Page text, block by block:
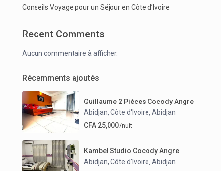
Conseils Voyage pour un Séjour en Côte d’Ivoire
Recent Comments
Aucun commentaire à afficher.
Récemments ajoutés
Guillaume 2 Pièces Cocody Angre
Abidjan, Côte d'Ivoire ,Abidjan
CFA 25,000/nuit
Kambel Studio Cocody Angre
Abidjan, Côte d'Ivoire ,Abidjan